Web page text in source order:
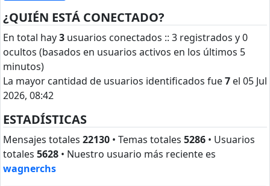
¿QUIÉN ESTÁ CONECTADO?
En total hay3 usuarios conectados :: 3 registrados y 0
ocultos (basados en usuarios activos en los últimos 5
minutos)
La mayor cantidad de usuarios identificados fue7 el 05 Jul
2026, 08:42
ESTADÍSTICAS
Mensajes totales 22130 • Temas totales 5286 • Usuarios
totales 5628 • Nuestro usuario más reciente es
wagnerchs